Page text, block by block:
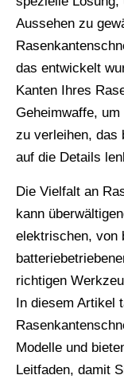
Aussehen zu
das entwickelt
Kanten Ihres
Geheimwaffe,
zu verleihen, das
auf die Details
Die Vielfalt an
kann
elektrischen, von
richtigen
In diesem Artikel
Modelle und
Leitfaden, damit